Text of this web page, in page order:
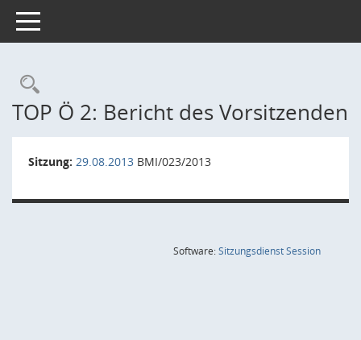
Toggle navigation
Rechercheauswahl
TOP Ö 2: Bericht des Vorsitzenden
Sitzung: 29.08.2013 BMI/023/2013
Software:SitzungsdienstSession(Wird in